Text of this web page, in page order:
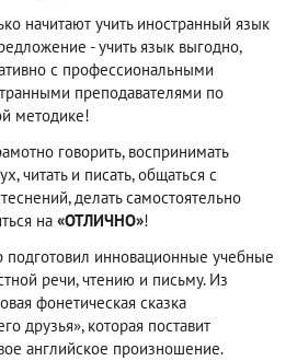
начитают учить иностранный язык
- учить язык выгодно,
с профессиональными
преподавателями по
методике!
говорить, воспринимать
читать и писать, общаться с
делать самостоятельно
на «ОТЛИЧНО»!
инновационные учебные
речи, чтению и письму. Из
фонетическая сказка
друзья», которая поставит
английское произношение.